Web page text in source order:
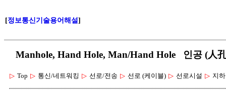
[정보통신기술용어해설]
Manhole, Hand Hole, Man/Hand Hole 인공 (人
▷ Top ▷ 통신/네트워킹 ▷ 선로/전송 ▷ 선로 (케이블) ▷ 선로시설 ▷ 지